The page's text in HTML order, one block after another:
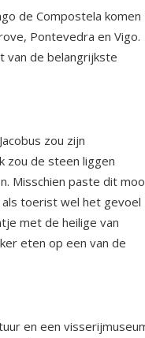
de Compostela komen
Pontevedra en Vigo.
van de belangrijkste
zou zijn
zou de steen liggen
Misschien paste dit
als toerist wel het gevoel
met de heilige van
eten op een van de
en een